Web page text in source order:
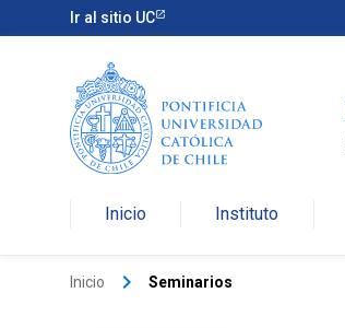
Ir al sitio UC
Inicio Instituto
Inicio keyboard_arrow_right Seminarios